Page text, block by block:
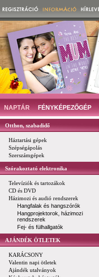
NAPTÁR FÉNYKÉPEZŐGÉP
Otthon, szabadidő
Háztartási gépek
Szépségápolás
Szerszámgépek
Szórakoztató elektronika
Televíziók és tartozákok
CD és DVD
Házimozi és audió rendszerek
Hangfalak és hangszórók
Hangprojektorok, házimozi
rendszerek
Fej- és fülhallgatók
AJÁNDÉK ÖTLETEK
KARÁCSONY
Valentin napi ötletek
Ajándék utalványok